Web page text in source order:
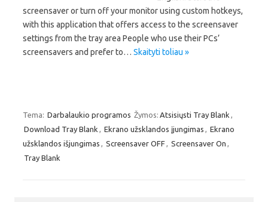
screensaver or turn off your monitor using custom hotkeys,
with this application that offers access to the screensaver
settings from the tray area People who use their PCs’
screensavers and prefer to… Skaityti toliau »
Tema: Darbalaukio programos Žymos: Atsisiųsti Tray Blank
Download Tray Blank
Ekrano užsklandos įjungimas
Ekrano
užsklandos išjungimas
Screensaver OFF Screensaver On
Tray Blank